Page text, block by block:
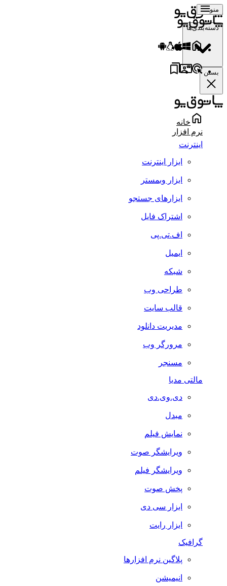
منو
دسته‌بندی‌ها
بستن
خانه
نرم افزار
اینترنت
ابزار اینترنت
ابزار وبمستر
ابزارهای جستجو
اشتراک فایل
اف.تی.پی
ایمیل
شبکه
طراحی وب
قالب سایت
مدیریت دانلود
مرورگر وب
مسنجر
مالتی مدیا
دی.وی.دی
مبدل
نمایش فیلم
ویرایشگر صوت
ویرایشگر فیلم
پخش صوت
ابزار سی دی
ابزار رایت
گرافیک
پلاگین نرم افزارها
انیمیشن